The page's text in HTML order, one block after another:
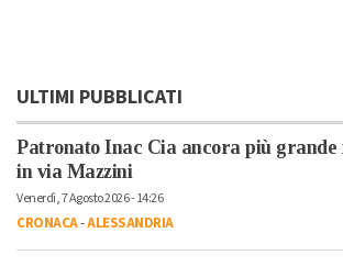
ULTIMI PUBBLICATI
Patronato Inac Cia ancora più grande
in via Mazzini
Venerdì, 7 Agosto 2026 - 14:26
CRONACA-ALESSANDRIA